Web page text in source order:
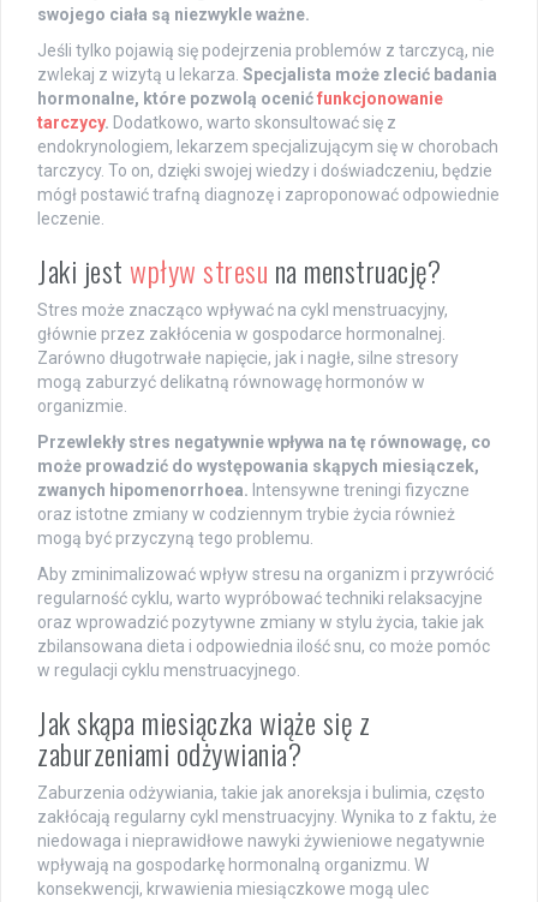
swojego ciała są niezwykle ważne.
Jeśli tylko pojawią się podejrzenia problemów z tarczycą, nie
zwlekaj z wizytą u lekarza. Specjalista może zlecić badania
hormonalne, które pozwolą ocenićfunkcjonowanie
tarczycy. Dodatkowo, warto skonsultować się z
endokrynologiem, lekarzem specjalizującym się w chorobach
tarczycy. To on, dzięki swojej wiedzy i doświadczeniu, będzie
mógł postawić trafną diagnozę i zaproponować odpowiednie
leczenie.
Jaki jestwpływ stresu na menstruację?
Stres może znacząco wpływać na cykl menstruacyjny,
głównie przez zakłócenia w gospodarce hormonalnej.
Zarówno długotrwałe napięcie, jak i nagłe, silne stresory
mogą zaburzyć delikatną równowagę hormonów w
organizmie.
Przewlekły stres negatywnie wpływa na tę równowagę, co
może prowadzić do występowania skąpych miesiączek,
zwanych hipomenorrhoea. Intensywne treningi fizyczne
oraz istotne zmiany w codziennym trybie życia również
mogą być przyczyną tego problemu.
Aby zminimalizować wpływ stresu na organizm i przywrócić
regularność cyklu, warto wypróbować techniki relaksacyjne
oraz wprowadzić pozytywne zmiany w stylu życia, takie jak
zbilansowana dieta i odpowiednia ilość snu, co może pomóc
w regulacji cyklu menstruacyjnego.
Jak skąpa miesiączka wiąże się z
zaburzeniami odżywiania?
Zaburzenia odżywiania, takie jak anoreksja i bulimia, często
zakłócają regularny cykl menstruacyjny. Wynika to z faktu, że
niedowaga i nieprawidłowe nawyki żywieniowe negatywnie
wpływają na gospodarkę hormonalną organizmu. W
konsekwencji, krwawienia miesiączkowe mogą ulec